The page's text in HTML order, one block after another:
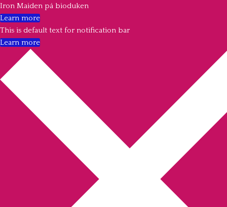
Iron Maiden på bioduken
Learn more
This is default text for notification bar
Learn more